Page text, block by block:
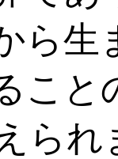
ら生
こと
られ